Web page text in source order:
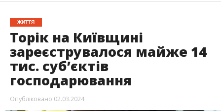
ЖИТТЯ
Торік на Київщині
зареєструвалося майже 14
тис. суб’єктів
господарювання
Опубліковано 02.03.2024